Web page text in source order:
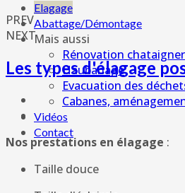
Elagage
Abattage/Démontage
Mais aussi
Rénovation
Haubanage
Evacuation des
Cabanes,
Vidéos
Contact
PREV
NEXT
Les types d'élagage
Nos prestations en élagage :
Taille douce